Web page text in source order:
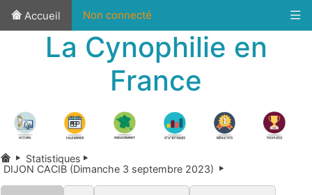
Accueil Non connecté
La Cynophilie en
France
Statistiques
DIJON CACIB (Dimanche 3 septembre 2023)